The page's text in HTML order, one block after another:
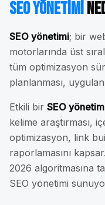
SEO Yönetimi
SEO yönetimi; bir
motorlarında üst
tüm optimizasyon
planlanması,
Etkili bir SEO
kelime araştırması,
optimizasyon, link
raporlamasını
2026 algoritmasına
SEO yönetimi